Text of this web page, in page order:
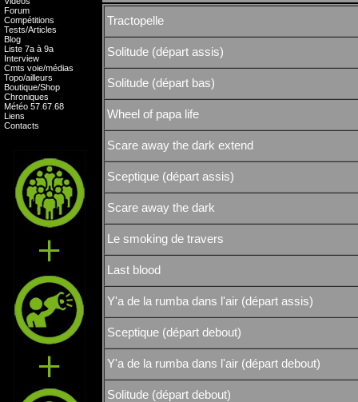
Forum
Compétitions
Tests/Articles
Blog
Liste 7a à 9a
Interview
Cmts voie/médias
Topo/ailleurs
Boutique/Shop
Chroniques
Météo 57 67 68
Liens
Contacts
Tractopelle
Solitude (départ assis)
Solitude (départ bas)
Wheel of papa life
Scare away the dark extend
Sceptique (départ assis)
Scare away the dark
Le smoking de travers
Last blood
Y'a de la rumba dans l'air (départ assis)
Sceptique (départ debout)
Y'a de la rumba dans l'air (départ debout)
Solitude (départ debout)